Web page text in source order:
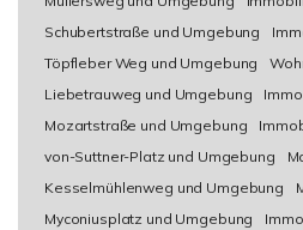
Schubertstraße und Umgebung
Töpfleber Weg und Umgebung
Liebetrauweg und Umgebung
Mozartstraße und Umgebung
von-Suttner-Platz und Umgebung
Kesselmühlenweg und Umgebung
Myconiusplatz und Umgebung